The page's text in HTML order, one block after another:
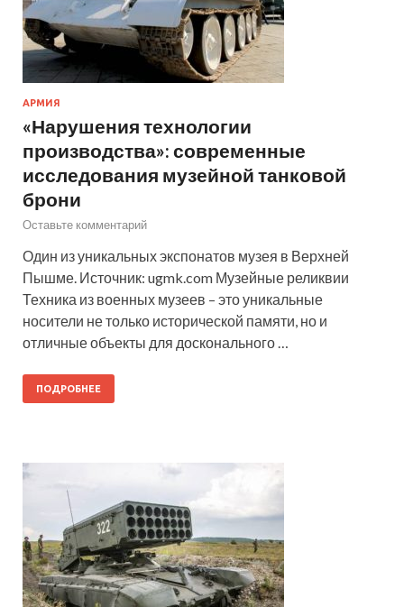
АРМИЯ
«Нарушения технологии
производства»: современные
исследования музейной танковой
брони
Оставьте комментарий
Один из уникальных экспонатов музея в Верхней
Пышме. Источник: ugmk.com Музейные реликвии
Техника из военных музеев – это уникальные
носители не только исторической памяти, но и
отличные объекты для досконального …
ПОДРОБНЕЕ